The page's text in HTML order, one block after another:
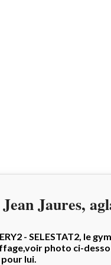
Jaures,
- SELESTAT2, le
photo ci-
lui.